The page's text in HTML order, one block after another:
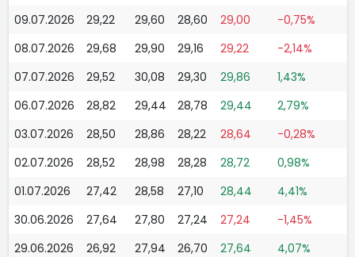
09.07.2026
29,22 29,60 28,60 29,00
-0,75%
08.07.2026
29,68 29,90 29,16 29,22
-2,14%
07.07.2026
29,52 30,08 29,30 29,86
1,43%
06.07.2026
28,82 29,44 28,78 29,44
2,79%
03.07.2026
28,50 28,86 28,22 28,64
-0,28%
02.07.2026
28,52 28,98 28,28 28,72
0,98%
01.07.2026
27,42 28,58 27,10 28,44
4,41%
30.06.2026
27,64 27,80 27,24 27,24
-1,45%
29.06.2026
26,92 27,94 26,70 27,64
4,07%